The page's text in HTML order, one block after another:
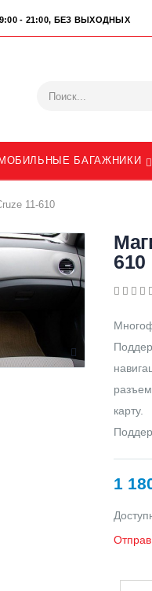
- 21:00, БЕЗ ВЫХОДНЫХ
БАГАЖНИКИ
11-610
610
карту.
1